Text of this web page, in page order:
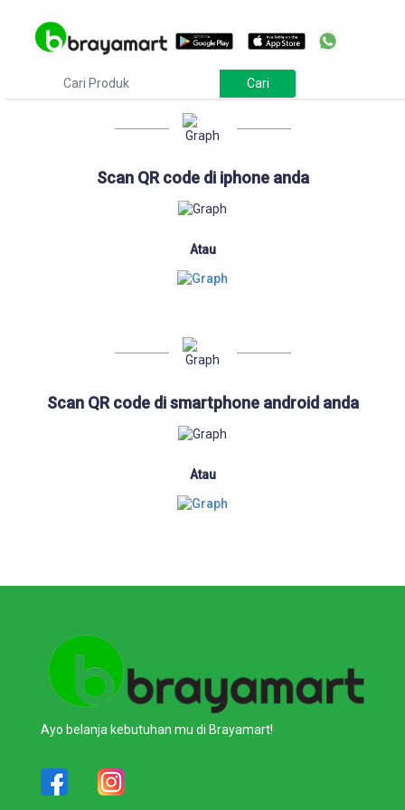
Download
Scan QR code di iphone anda
Atau
Scan QR code di smartphone android anda
Atau
Ayo belanja kebutuhan mu di Brayamart!